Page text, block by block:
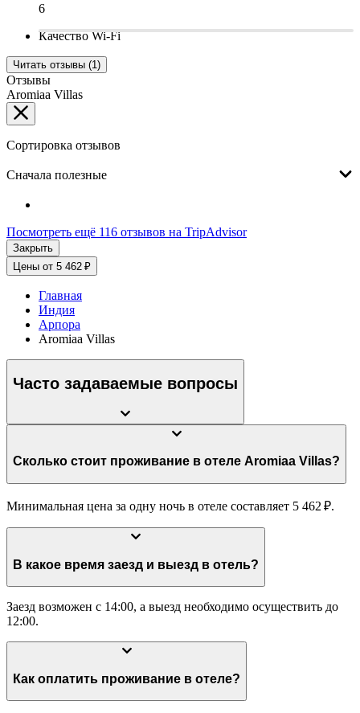
6
Качество Wi-Fi
Читать отзывы (1)
Отзывы
Aromiaa Villas
Сортировка отзывов
Сначала полезные
Посмотреть ещё 116 отзывов на TripAdvisor
Закрыть
Цены от 5 462 ₽
Главная
Индия
Арпора
Aromiaa Villas
Часто задаваемые вопросы
Сколько стоит проживание в отеле Aromiaa Villas?
Минимальная цена за одну ночь в отеле составляет 5 462 ₽.
В какое время заезд и выезд в отель?
Заезд возможен с 14:00, а выезд необходимо осуществить до
12:00.
Как оплатить проживание в отеле?